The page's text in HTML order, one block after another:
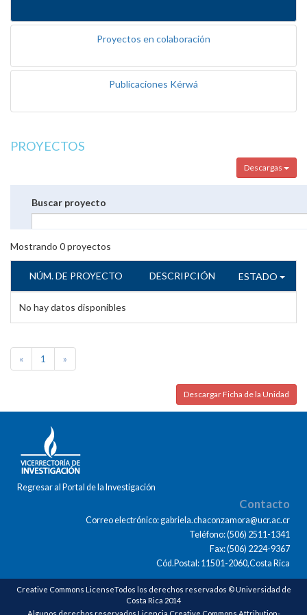
Proyectos en colaboración
Publicaciones Kérwá
PROYECTOS
Descargas
Buscar proyecto
Mostrando 0proyectos
NÚM. DE PROYECTO DESCRIPCIÓN ESTADO
No hay datos disponibles
« 1 »
Descargar Ficha de la Unidad
Regresar al Portal de la Investigación
Contacto
Correo electrónico: gabriela.chaconzamora@ucr.ac.cr
Teléfono: (506) 2511-1341
Fax: (506) 2224-9367
Cód.Postal: 11501-2060,Costa Rica
Creative Commons LicenseTodos los derechos reservados © Universidad de
Costa Rica 2014